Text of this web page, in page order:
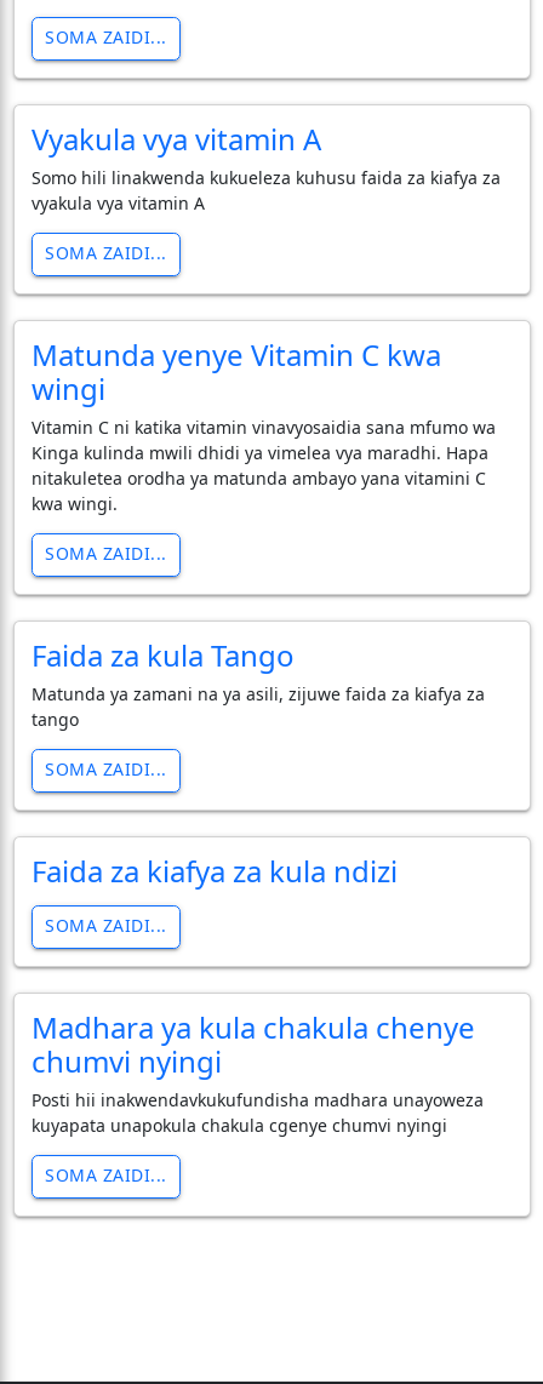
SOMA ZAIDI...
Vyakula vya vitamin A
Somo hili linakwenda kukueleza kuhusu faida za kiafya za
vyakula vya vitamin A
SOMA ZAIDI...
Matunda yenye Vitamin C kwa
wingi
Vitamin C ni katika vitamin vinavyosaidia sana mfumo wa
Kinga kulinda mwili dhidi ya vimelea vya maradhi. Hapa
nitakuletea orodha ya matunda ambayo yana vitamini C
kwa wingi.
SOMA ZAIDI...
Faida za kula Tango
Matunda ya zamani na ya asili, zijuwe faida za kiafya za
tango
SOMA ZAIDI...
Faida za kiafya za kula ndizi
SOMA ZAIDI...
Madhara ya kula chakula chenye
chumvi nyingi
Posti hii inakwendavkukufundisha madhara unayoweza
kuyapata unapokula chakula cgenye chumvi nyingi
SOMA ZAIDI...